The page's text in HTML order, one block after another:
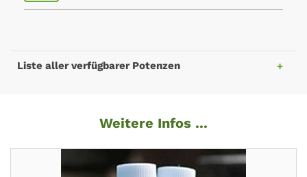
Liste aller verfügbarer Potenzen
Weitere Infos ...